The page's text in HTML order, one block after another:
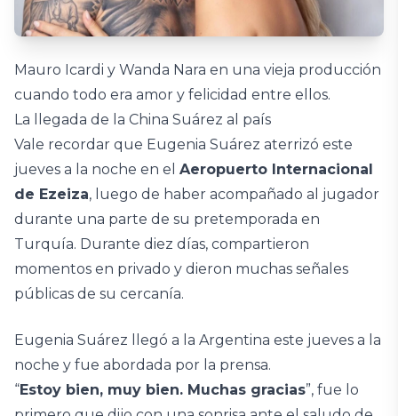
Mauro Icardi y Wanda Nara en una vieja producción
cuando todo era amor y felicidad entre ellos.
La llegada de la China Suárez al país
Vale recordar que Eugenia Suárez aterrizó este
jueves a la noche en el Aeropuerto Internacional
de Ezeiza, luego de haber acompañado al jugador
durante una parte de su pretemporada en
Turquía. Durante diez días, compartieron
momentos en privado y dieron muchas señales
públicas de su cercanía.
Eugenia Suárez llegó a la Argentina este jueves a la
noche y fue abordada por la prensa.
“Estoy bien, muy bien. Muchas gracias”, fue lo